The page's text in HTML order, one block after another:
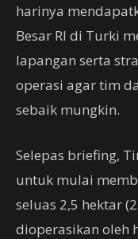
harinya
Besar RI di Turki
lapangan serta
operasi agar tim
sebaik mungkin.
Selepas briefing,
untuk mulai
seluas 2,5 hektar
dioperasikan oleh